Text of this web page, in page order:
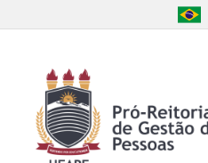
para
conteúdo